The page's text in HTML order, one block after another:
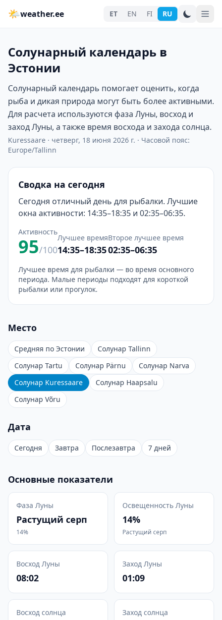
🌤weather.ee ET EN FI RU
Солунарный календарь в
Эстонии
Солунарный календарь помогает оценить, когда
рыба и дикая природа могут быть более активными.
Для расчета используются фаза Луны, восход и
заход Луны, а также время восхода и захода солнца.
Kuressaare · четверг, 18 июня 2026 г. · Часовой пояс:
Europe/Tallinn
Сводка на сегодня
Сегодня отличный день для рыбалки. Лучшие
окна активности: 14:35–18:35 и 02:35–06:35.
Активность
95/100
Лучшее время
14:35–18:35
Второе лучшее время
02:35–06:35
Лучшее время для рыбалки — во время основного
периода. Малые периоды подходят для короткой
рыбалки или прогулок.
Место
Средняя по Эстонии
Солунар Tallinn
Солунар Tartu
Солунар Pärnu
Солунар Narva
Солунар Kuressaare
Солунар Haapsalu
Солунар Võru
Дата
Сегодня Завтра Послезавтра 7 дней
Основные показатели
Фаза Луны
Растущий серп
14%
Освещенность Луны
14%
Растущий серп
Восход Луны
08:02
Заход Луны
01:09
Восход солнца Заход солнца